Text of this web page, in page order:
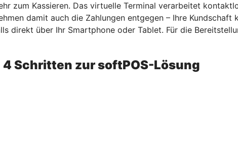
zum Kassieren. Das virtuelle Terminal verarbeitet
damit auch die Zahlungen entgegen – Ihre Kundschaft
direkt über Ihr Smartphone oder Tablet. Für die
4 Schritten zur softPOS-Lösung